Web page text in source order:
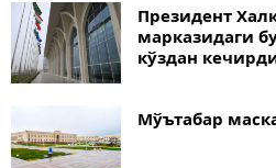
Президент
марказидаги
кўздан
Мўътабар